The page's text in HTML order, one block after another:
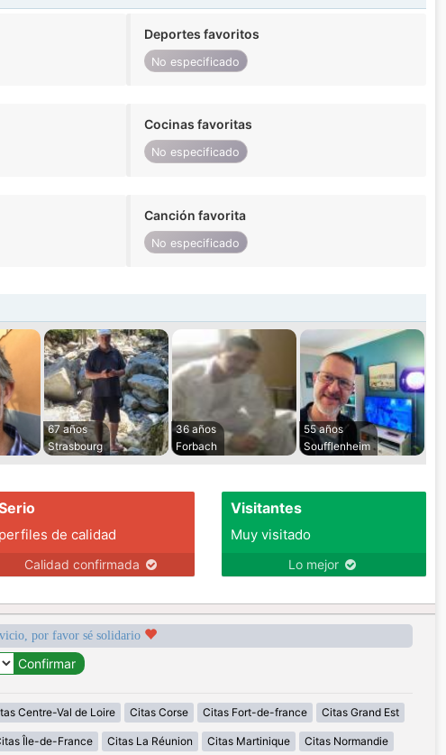
Deportes favoritos
No especificado
Cocinas favoritas
No especificado
Canción favorita
No especificado
67 años
Strasbourg
36 años
Forbach
55 años
Soufflenheim
perfiles de calidad
Calidad confirmada
Visitantes
Muy visitado
Lo mejor
por favor sé solidario
Centre-Val de Loire Citas Corse Citas Fort-de-france Citas Grand Est
Île-de-France Citas La Réunion Citas Martinique Citas Normandie